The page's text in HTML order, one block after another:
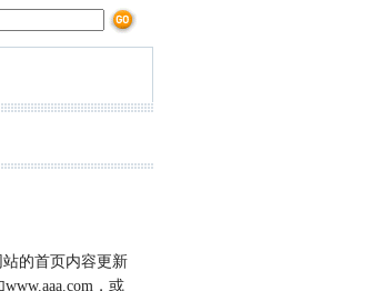
的首页内容更新
，或